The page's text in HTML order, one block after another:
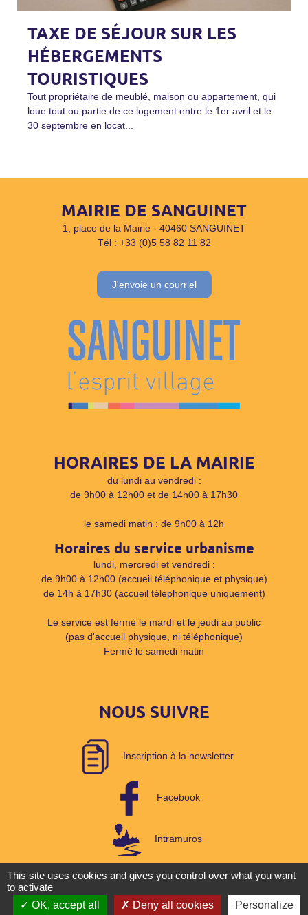
TAXE DE SÉJOUR SUR LES
HÉBERGEMENTS
TOURISTIQUES
Tout propriétaire de meublé, maison ou appartement, qui
loue tout ou partie de ce logement entre le 1er avril et le
30 septembre en locat...
MAIRIE DE SANGUINET
1, place de la Mairie - 40460 SANGUINET
Tél : +33 (0)5 58 82 11 82
J'envoie un courriel
HORAIRES DE LA MAIRIE
du lundi au vendredi :
de 9h00 à 12h00 et de 14h00 à 17h30
le samedi matin : de 9h00 à 12h
Horaires du service urbanisme
lundi, mercredi et vendredi :
de 9h00 à 12h00 (accueil téléphonique et physique)
de 14h à 17h30 (accueil téléphonique uniquement)
Le service est fermé le mardi et le jeudi au public
(pas d'accueil physique, ni téléphonique)
Fermé le samedi matin
NOUS SUIVRE
Inscription à la newsletter
Facebook
Intramuros
Plan du site |Mentions légales|Accessibilité : non conforme|Gestion
This site uses cookies and gives you control over what you want
to activate
OK, accept all
Deny all cookies Personalize